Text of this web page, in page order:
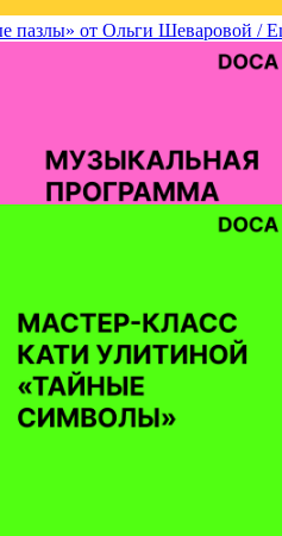
пазлы» от Ольги Шеваровой /
2023 / Days of Contemporary